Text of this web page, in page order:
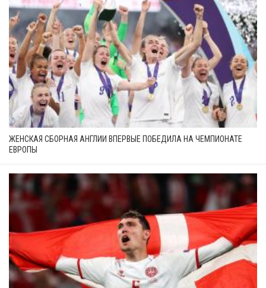
ЖЕНСКАЯ СБОРНАЯ АНГЛИИ ВПЕРВЫЕ ПОБЕДИЛА НА ЧЕМПИОНАТЕ
ЕВРОПЫ